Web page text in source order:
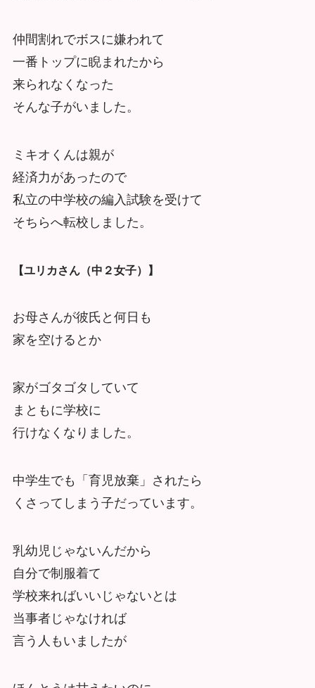
仲間割れでボスに嫌われて
一番トップに睨まれたから
来られなくなった
そんな子がいました。
ミキオくんは親が
経済力があったので
私立の中学校の編入試験を受けて
そちらへ転校しました。
【ユリカさん（中２女子）】
お母さんが彼氏と何日も
家を空けるとか
家がゴタゴタしていて
まともに学校に
行けなくなりました。
中学生でも「育児放棄」されたら
くさってしまう子だっています。
乳幼児じゃないんだから
自分で制服着て
学校来ればいいじゃないとは
当事者じゃなければ
言う人もいましたが